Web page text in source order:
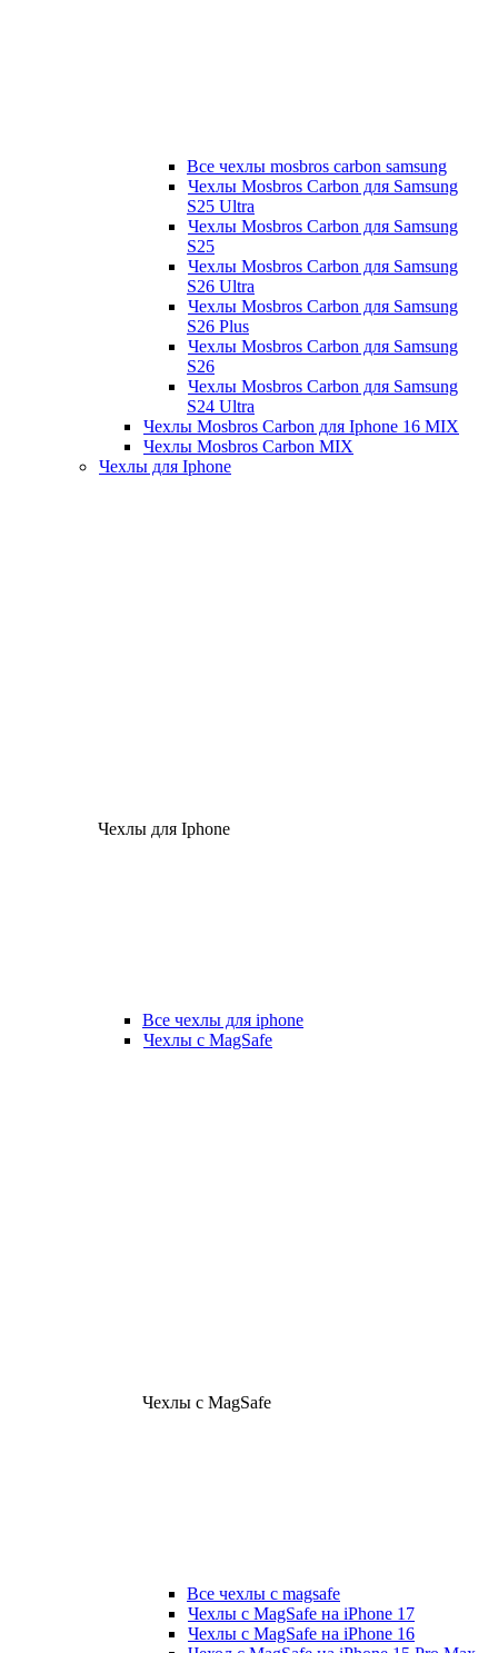
Все чехлы mosbros carbon samsung
Чехлы Mosbros Carbon для Samsung
S25 Ultra
Чехлы Mosbros Carbon для Samsung
S25
Чехлы Mosbros Carbon для Samsung
S26 Ultra
Чехлы Mosbros Carbon для Samsung
S26 Plus
Чехлы Mosbros Carbon для Samsung
S26
Чехлы Mosbros Carbon для Samsung
S24 Ultra
Чехлы Mosbros Carbon для Iphone 16 MIX
Чехлы Mosbros Carbon MIX
Чехлы для Iphone
Чехлы для Iphone
Все чехлы для iphone
Чехлы с MagSafe
Чехлы с MagSafe
Все чехлы с magsafe
Чехлы с MagSafe на iPhone 17
Чехлы с MagSafe на iPhone 16